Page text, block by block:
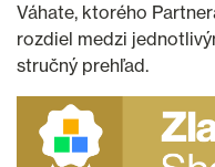
Váhate, ktorého
rozdiel medzi
stručný prehľad.